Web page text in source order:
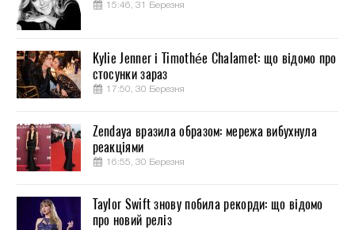
15:46, 31 Березня
Kylie Jenner і Timothée Chalamet: що відомо про
стосунки зараз
17:50, 30 Березня
Zendaya вразила образом: мережа вибухнула
реакціями
16:55, 30 Березня
Taylor Swift знову побила рекорди: що відомо
про новий реліз